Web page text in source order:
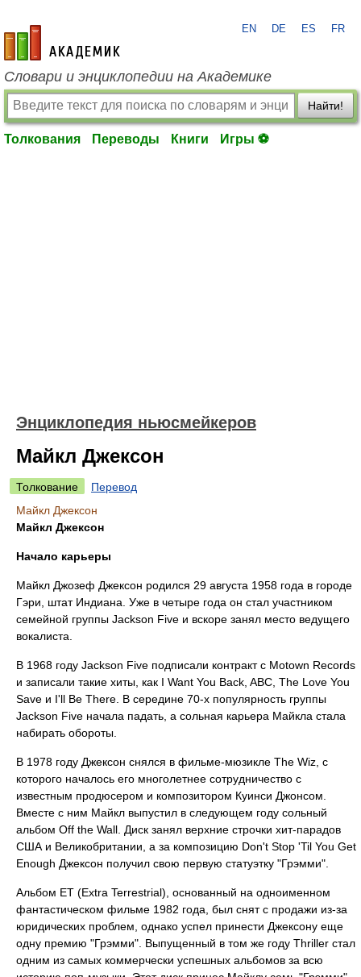
academic.ru
EN DE ES FR
Словари и энциклопедии на Академике
Найти!
Толкования Переводы Книги Игры ⚽
Энциклопедия ньюсмейкеров
Майкл Джексон
Толкование
Перевод
Майкл Джексон
Майкл Джексон
Начало карьеры
Майкл Джозеф Джексон родился 29 августа 1958 года в городе
Гэри, штат Индиана. Уже в четыре года он стал участником
семейной группы Jackson Five и вскоре занял место ведущего
вокалиста.
В 1968 году Jackson Five подписали контракт с Motown Records
и записали такие хиты, как I Want You Back, ABC, The Love You
Save и I'll Be There. В середине 70-х популярность группы
Jackson Five начала падать, а сольная карьера Майкла стала
набирать обороты.
В 1978 году Джексон снялся в фильме-мюзикле The Wiz, с
которого началось его многолетнее сотрудничество с
известным продюсером и композитором Куинси Джонсом.
Вместе с ним Майкл выпустил в следующем году сольный
альбом Off the Wall. Диск занял верхние строчки хит-парадов
США и Великобритании, а за композицию Don't Stop 'Til You Get
Enough Джексон получил свою первую статуэтку "Грэмми".
Альбом ET (Extra Terrestrial), основанный на одноименном
фантастическом фильме 1982 года, был снят с продажи из-за
юридических проблем, однако успел принести Джексону еще
одну премию "Грэмми". Выпущенный в том же году Thriller стал
одним из самых коммерчески успешных альбомов за всю